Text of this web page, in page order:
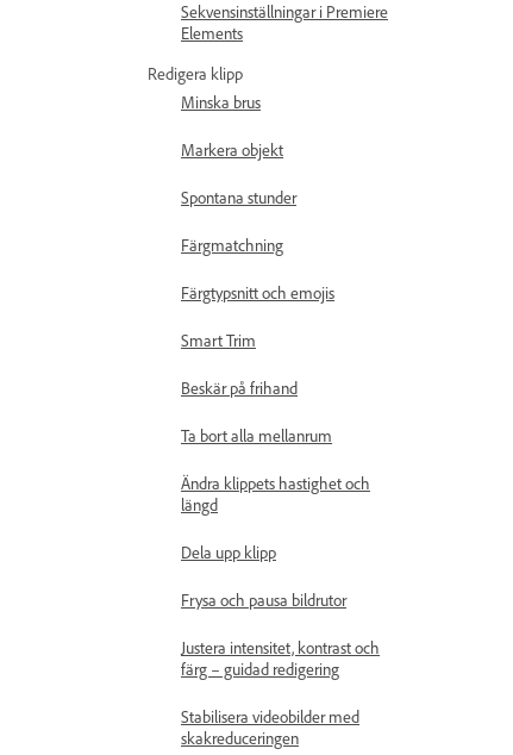
Sekvensinställningar i Premiere
Elements
Redigera klipp
Minska brus
Markera objekt
Spontana stunder
Färgmatchning
Färgtypsnitt och emojis
Smart Trim
Beskär på frihand
Ta bort alla mellanrum
Ändra klippets hastighet och
längd
Dela upp klipp
Frysa och pausa bildrutor
Justera intensitet, kontrast och
färg – guidad redigering
Stabilisera videobilder med
skakreduceringen